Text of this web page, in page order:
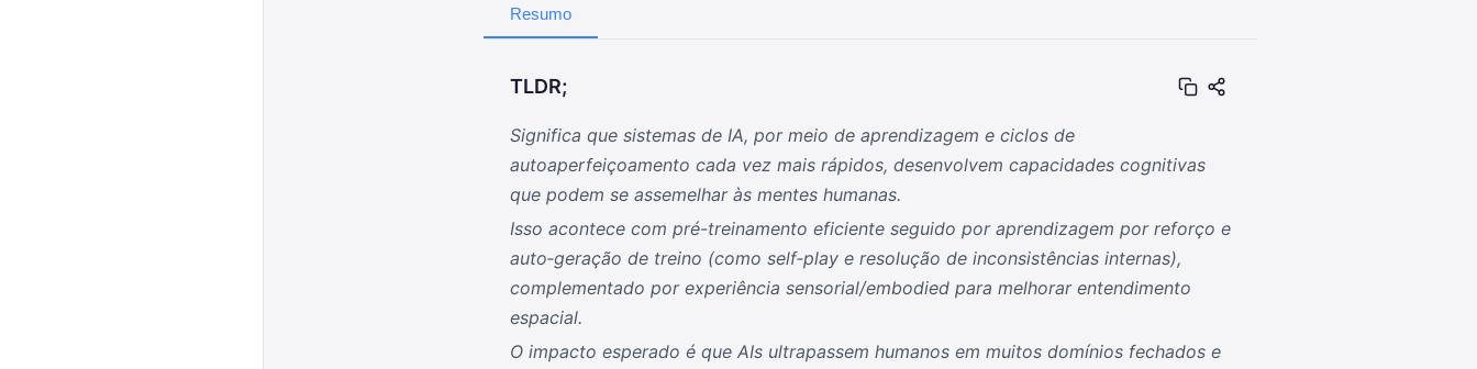
Resumo
TLDR;
Significa que sistemas de IA, por meio de aprendizagem e ciclos de
autoaperfeiçoamento cada vez mais rápidos, desenvolvem capacidades cognitivas
que podem se assemelhar às mentes humanas.
Isso acontece com pré-treinamento eficiente seguido por aprendizagem por reforço e
auto‑geração de treino (como self‑play e resolução de inconsistências internas),
complementado por experiência sensorial/embodied para melhorar entendimento
espacial.
O impacto esperado é que AIs ultrapassem humanos em muitos domínios fechados e